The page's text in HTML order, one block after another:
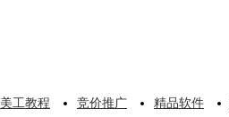
美工教程 竞价推广 精品软件